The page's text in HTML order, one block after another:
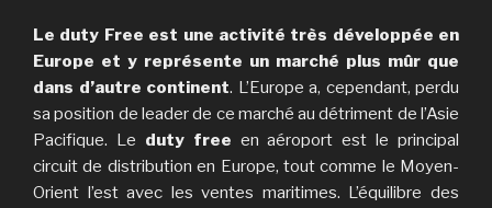
Le duty Free est une activité très développée en
Europe et y représente un marché plus mûr que
dans d’autre continent. L’Europe a, cependant, perdu
sa position de leader de ce marché au détriment de l’Asie
Pacifique. Le duty free en aéroport est le principal
circuit de distribution en Europe, tout comme le Moyen-
Orient l’est avec les ventes maritimes. L’équilibre des